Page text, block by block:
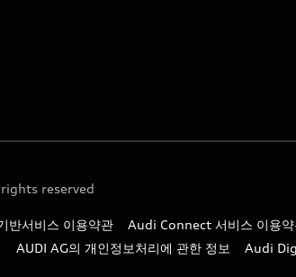
reserved
반서비스 이용약관 Audi Connect 서비스 이용
AUDI AG의 개인정보처리에 관한 정보 Audi